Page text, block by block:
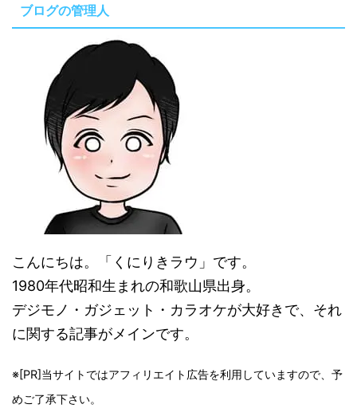
ブログの管理人
こんにちは。「くにりきラウ」です。
1980年代昭和生まれの和歌山県出身。
デジモノ・ガジェット・カラオケが大好きで、それ
に関する記事がメインです。
※[PR]当サイトではアフィリエイト広告を利用していますので、予
めご了承下さい。